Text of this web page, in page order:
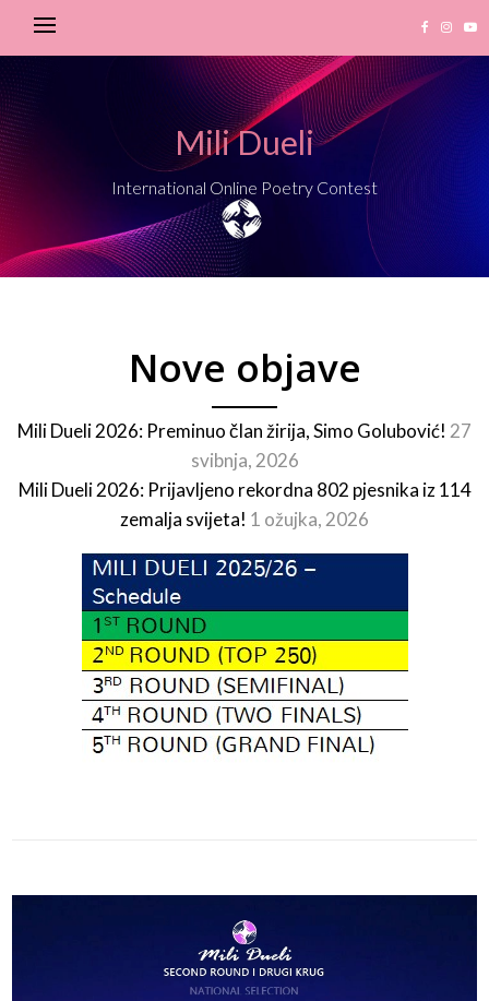
Mili Dueli
International Online Poetry Contest
Nove objave
Mili Dueli 2026: Preminuo član žirija, Simo Golubović! 27
svibnja, 2026
Mili Dueli 2026: Prijavljeno rekordna 802 pjesnika iz 114
zemalja svijeta! 1 ožujka, 2026